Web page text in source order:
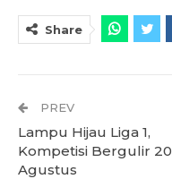
Share
PREV
Lampu Hijau Liga 1,
Kompetisi Bergulir 20
Agustus